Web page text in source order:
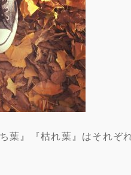
葉』『枯れ葉』はそれぞ